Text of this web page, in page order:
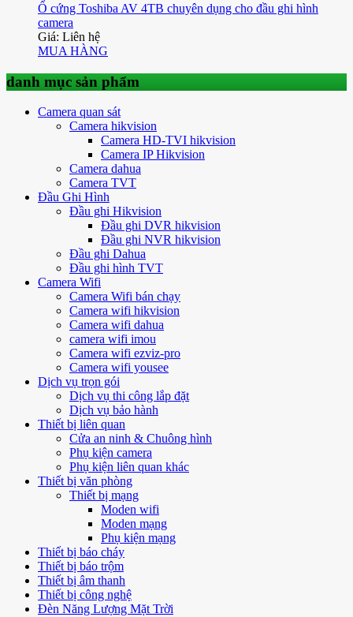
Ổ cứng Toshiba AV 4TB chuyên dụng cho đầu ghi hình
camera
Giá: Liên hệ
MUA HÀNG
danh mục sản phẩm
Camera quan sát
Camera hikvision
Camera HD-TVI hikvision
Camera IP Hikvision
Camera dahua
Camera TVT
Đầu Ghi Hình
Đầu ghi Hikvision
Đầu ghi DVR hikvision
Đầu ghi NVR hikvision
Đầu ghi Dahua
Đầu ghi hình TVT
Camera Wifi
Camera Wifi bán chạy
Camera wifi hikvision
Camera wifi dahua
camera wifi imou
Camera wifi ezviz-pro
Camera wifi yousee
Dịch vụ trọn gói
Dịch vụ thi công lắp đặt
Dịch vụ bảo hành
Thiết bị liên quan
Cửa an ninh & Chuông hình
Phụ kiện camera
Phụ kiện liên quan khác
Thiết bị văn phòng
Thiết bị mạng
Moden wifi
Moden mạng
Phụ kiện mạng
Thiết bị báo cháy
Thiết bị báo trộm
Thiết bị âm thanh
Thiết bị công nghệ
Đèn Năng Lượng Mặt Trời